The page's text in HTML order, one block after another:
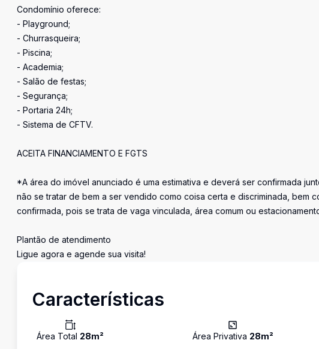
Condomínio oferece:
- Playground;
- Churrasqueira;
- Piscina;
- Academia;
- Salão de festas;
- Segurança;
- Portaria 24h;
- Sistema de CFTV.
ACEITA FINANCIAMENTO E FGTS
*A área do imóvel anunciado é uma estimativa e deverá ser confirmada
não se tratar de bem a ser vendido como coisa certa e discriminada, bem
confirmada, pois se trata de vaga vinculada, área comum ou
Plantão de atendimento
Ligue agora e agende sua visita!
Características
Área Total 28m² Área Privativa 28m²